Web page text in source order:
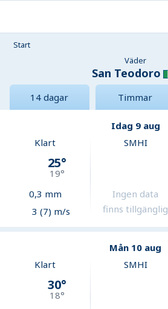
Start
Väder
San Teodoro
14 dagar Timmar
Idag 9 aug
Klart
25°
19°
0,3 mm
3 (7) m/s
SMHI
Ingen data
finns tillgänglig
Mån 10 aug
Klart
30°
18°
SMHI